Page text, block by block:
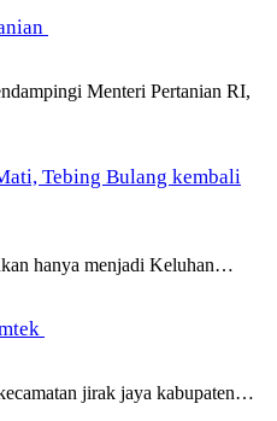
Menteri Pertanian RI,
Tebing Bulang kembali
hanya menjadi Keluhan…
jirak jaya kabupaten…